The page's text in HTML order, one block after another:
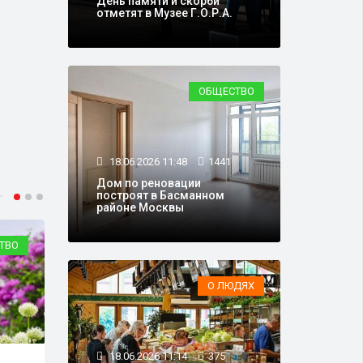
СПОРТ
отметят в Музее Г.О.Р.А.
ОБЩЕСТВО
18.06.2026 11:48 1441
Дом по реновации
построят в Басманном
районе Москвы
О ЛЮДЯХ
18.06.2026 11:14 375